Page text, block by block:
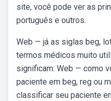
site, você pode ver as
português e outros.
Web — já as siglas beg,
termos médicos muito
significam: Web — como
paciente em beg, reg ou
classificar seu paciente